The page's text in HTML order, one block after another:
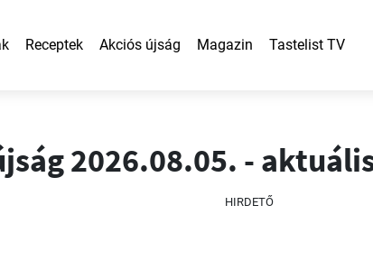
Receptek Akciós újság Magazin Tastelist TV
2026.08.05. -
HIRDETŐ